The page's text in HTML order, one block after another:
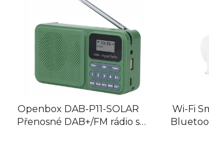
speciální použití megafony, hvězdné
ergonomické stoly.
Openbox DAB-P11-SOLAR
Přenosné DAB+/FM rádio s
Wi-Fi